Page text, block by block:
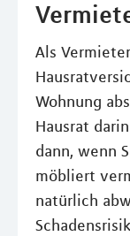
Als
Wohnung
Hausrat
dann, wenn
möbliert
natürlich